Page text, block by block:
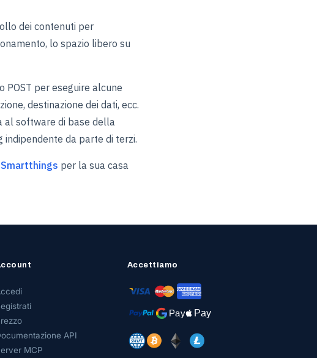
dei contenuti per
lo spazio libero su
POST per eseguire alcune
destinazione dei dati, ecc.
al software di base della
da parte di terzi.
per la sua casa
API
MCP
Accettiamo